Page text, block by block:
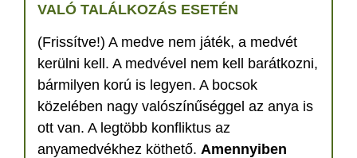
VALÓ TALÁLKOZÁS ESETÉN
(Frissítve!) A medve nem játék, a medvét
kerülni kell. A medvével nem kell barátkozni,
bármilyen korú is legyen. A bocsok
közelében nagy valószínűséggel az anya is
ott van. A legtöbb konfliktus az
anyamedvékhez köthető. Amennyiben